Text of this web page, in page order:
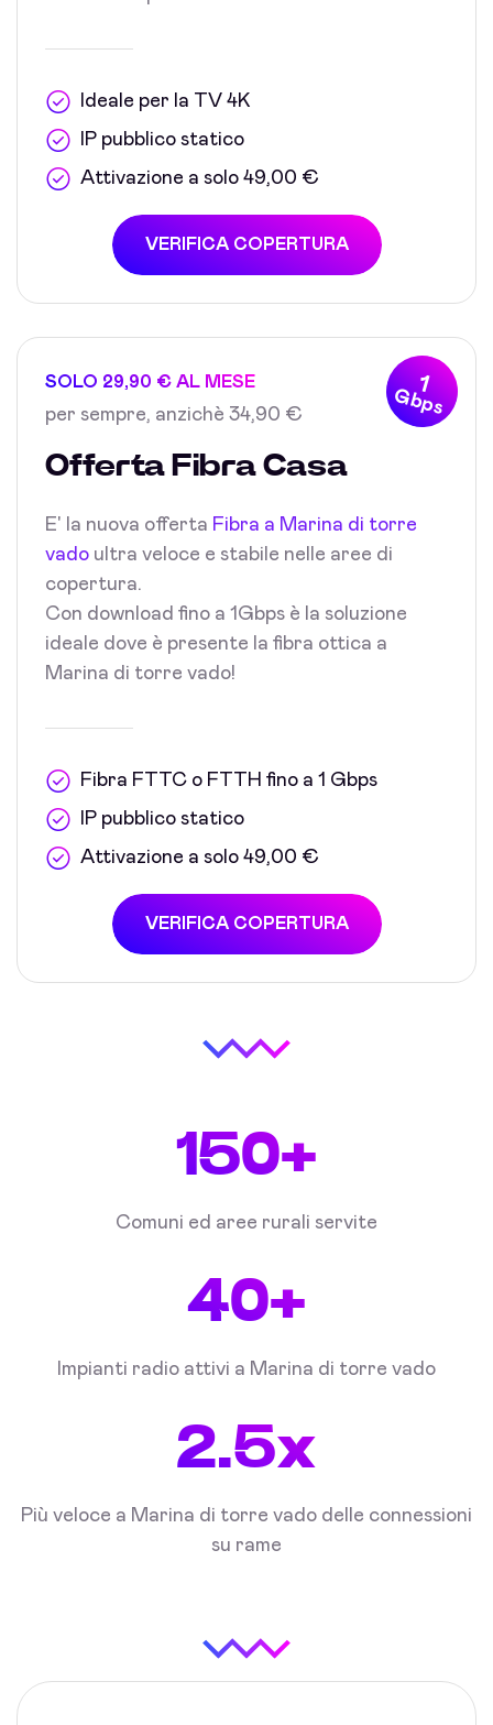
Ideale per la TV 4K
IP pubblico statico
Attivazione a solo 49,00 €
VERIFICA COPERTURA
1
Gbps
SOLO 29,90 € AL MESE
per sempre, anzichè 34,90 €
Offerta Fibra Casa
E' la nuova offerta Fibra a Marina di torre
vado ultra veloce e stabile nelle aree di
copertura.
Con download fino a 1Gbps è la soluzione
ideale dove è presente la fibra ottica a
Marina di torre vado!
Fibra FTTC o FTTH fino a 1 Gbps
IP pubblico statico
Attivazione a solo 49,00 €
VERIFICA COPERTURA
150+
Comuni ed aree rurali servite
40+
Impianti radio attivi a Marina di torre vado
2.5x
Più veloce a Marina di torre vado delle connessioni
su rame